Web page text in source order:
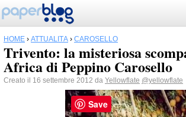
HOME › ATTUALITÀ › CAROSELLO
Trivento: la misteriosa
Africa di Peppino Carosello
Creato il 16 settembre 2012 da Yellowflate @yellowflate
Save